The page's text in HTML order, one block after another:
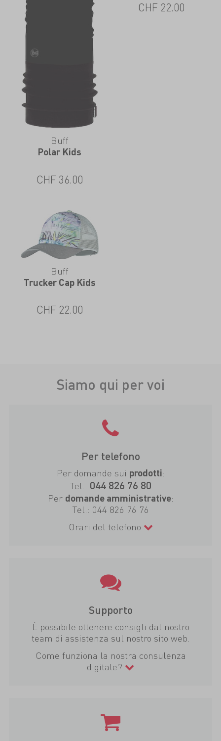
Buff
Polar Kids
CHF 36.00
CHF 22.00
Buff
Trucker Cap Kids
CHF 22.00
Siamo qui per voi
Per telefono
Per domande sui prodotti:
Tel.: 044 826 76 80
Per domande amministrative:
Tel.: 044 826 76 76
Orari del telefono
Supporto
È possibile ottenere consigli dal nostro
team di assistenza sul nostro sito web.
Come funziona la nostra consulenza
digitale?